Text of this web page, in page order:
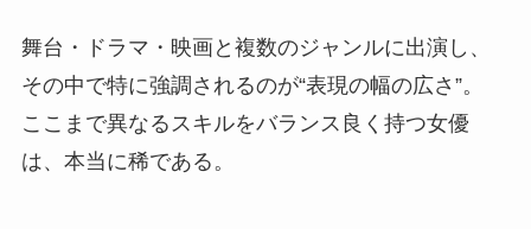
舞台・ドラマ・映画と複数のジャンルに出演し、
その中で特に強調されるのが“表現の幅の広さ”。
ここまで異なるスキルをバランス良く持つ女優
は、本当に稀である。